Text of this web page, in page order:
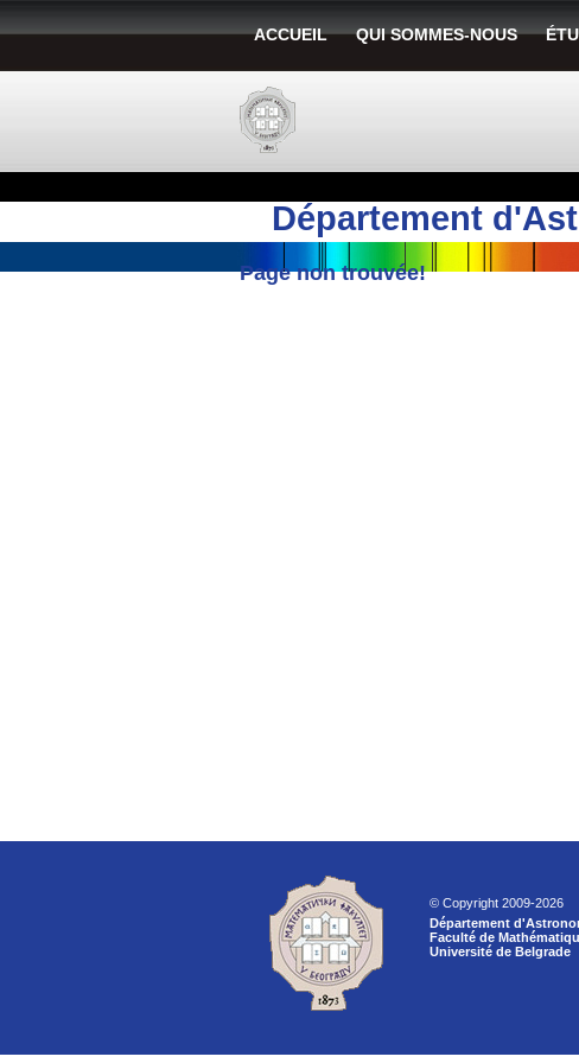
ACCUEIL QUI SOMMES-NOUS
Département
Page non trouvée!
© Copyright 2009-2026
Département
Faculté de
Université de Belgrade